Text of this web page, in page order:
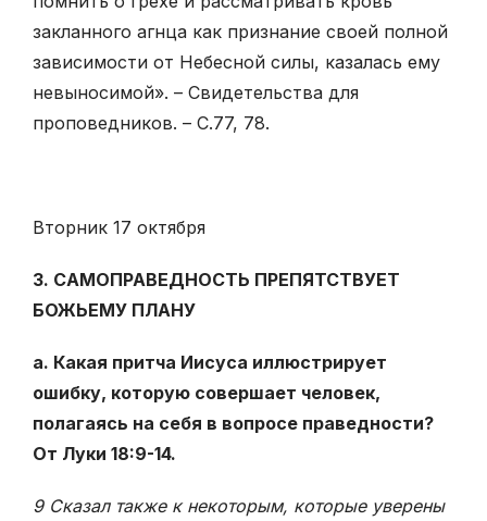
закланного агнца как признание своей полной
зависимости от Небесной силы, казалась ему
невыносимой». – Свидетельства для
проповедников. – С.77, 78.
Вторник 17 октября
3. САМОПРАВЕДНОСТЬ ПРЕПЯТСТВУЕТ
БОЖЬЕМУ ПЛАНУ
а. Какая притча Иисуса иллюстрирует
ошибку, которую совершает человек,
полагаясь на себя в вопросе праведности?
От Луки 18:9-14.
9 Сказал также к некоторым, которые уверены